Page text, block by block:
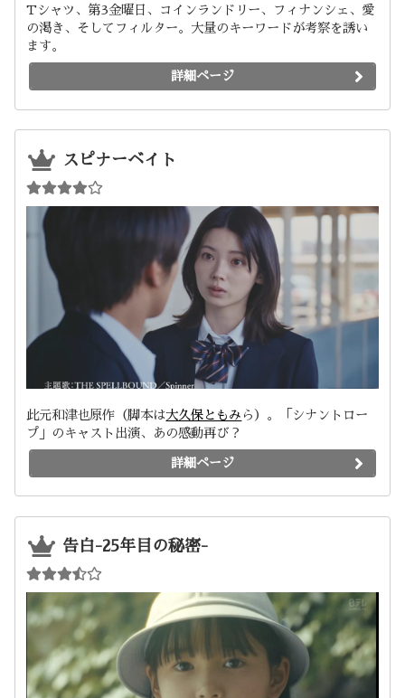
Tシャツ、第3金曜日、コインランドリー、フィナンシェ、愛
の渇き、そしてフィルター。大量のキーワードが考察を誘い
ます。
詳細ページ
スピナーベイト
此元和津也原作（脚本は大久保ともみ ら）。「シナントロー
プ」のキャスト出演、あの感動再び？
詳細ページ
告白-25年目の秘密-